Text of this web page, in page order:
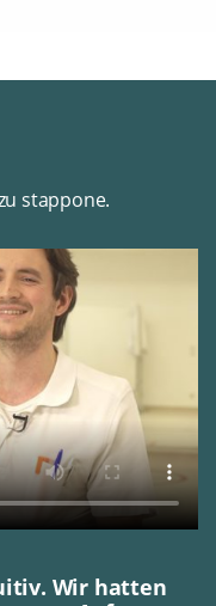
stappone.
Wir hatten